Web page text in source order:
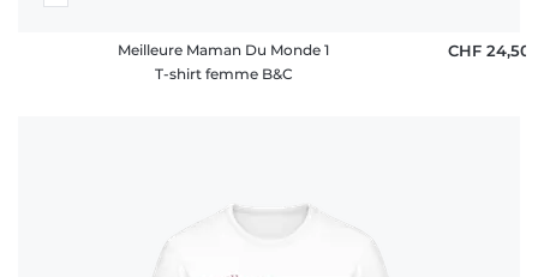
Meilleure Maman Du Monde 1
T-shirt femme B&C
CHF 24,50